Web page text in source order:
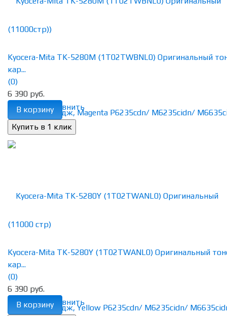
избранное сравнить
Kyocera-Mita TK-5280M (1T02TWBNL0) Оригинальный
кар...
(0)
6 390 руб.
В корзину
избранное сравнить
Kyocera-Mita TK-5280Y (1T02TWANL0) Оригинальный
кар...
(0)
6 390 руб.
В корзину